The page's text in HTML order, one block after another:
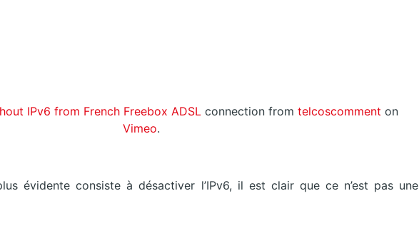
IPv6 from French Freebox ADSL connection from telcoscomment on
Vimeo.
évidente consiste à désactiver l’IPv6, il est clair que ce n’est pas une